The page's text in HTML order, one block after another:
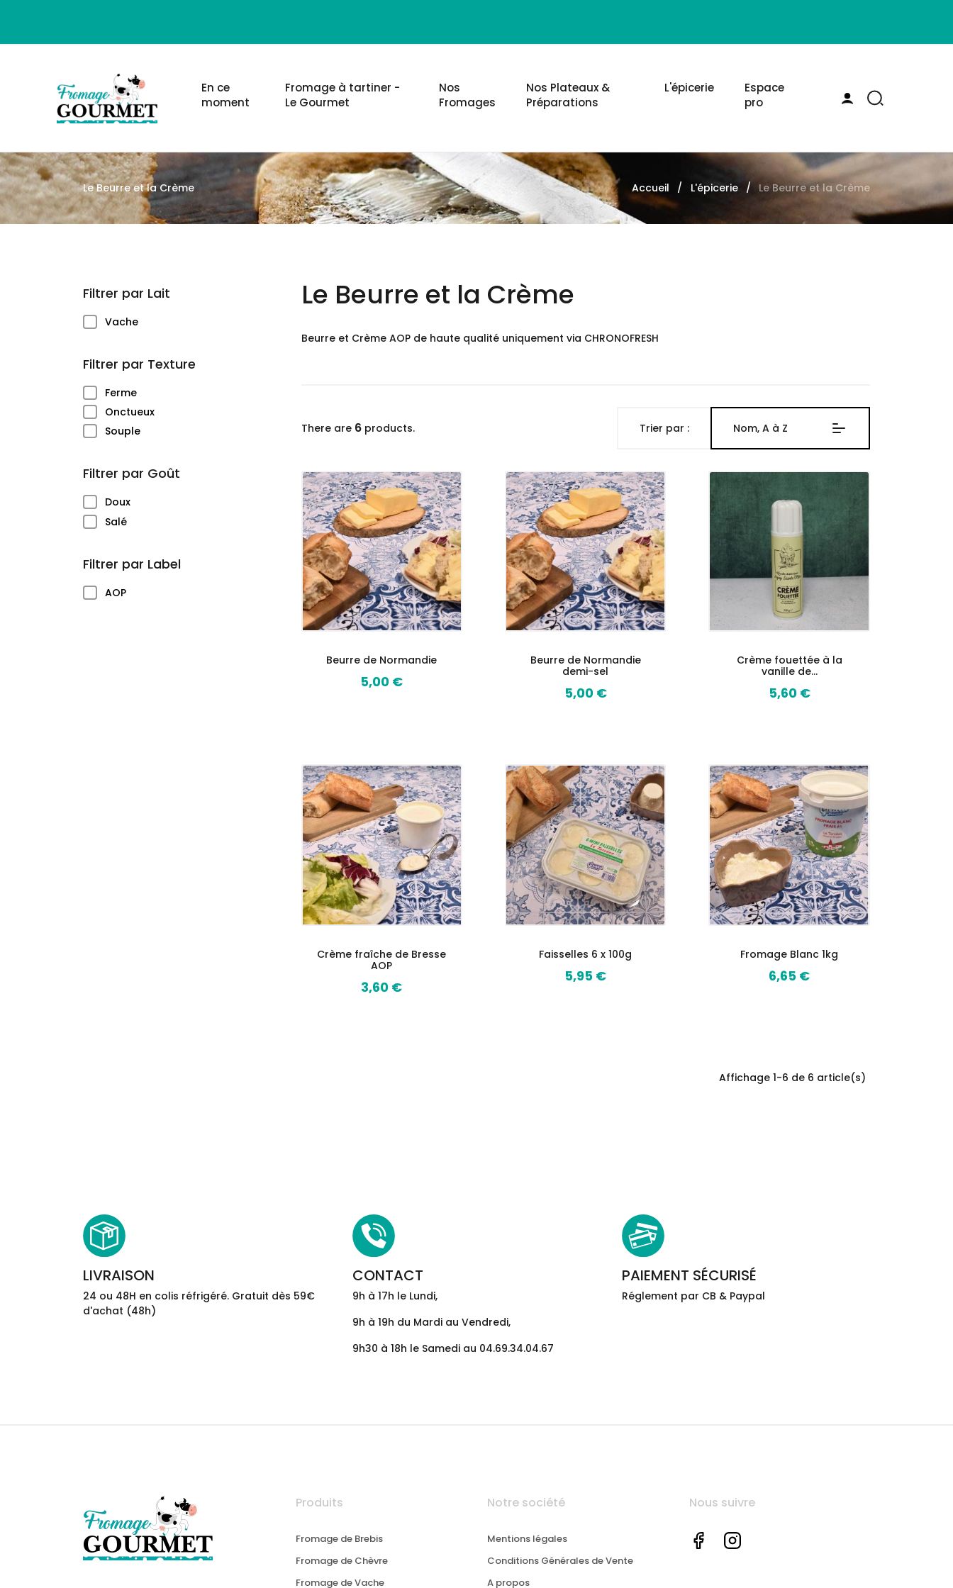
En ce
moment
Fromage à tartiner -
Le Gourmet
Nos
Fromages
Nos Plateaux &
Préparations
L'épicerie
Espace
pro
Le Beurre et la Crème Accueil L'épicerie Le Beurre et la Crème
Filtrer par Lait
Vache
Filtrer par Texture
Ferme
Onctueux
Souple
Filtrer par Goût
Doux
Salé
Filtrer par Label
AOP
Le Beurre et la Crème
Beurre et Crème AOP de haute qualité uniquement via CHRONOFRESH
There are 6products. Trier par : Nom, A à Z
Beurre de Normandie
Prix
5,00 €
Beurre de Normandie
demi-sel
Prix
5,00 €
Crème fouettée à la
vanille de...
Prix
5,60 €
Crème fraîche de Bresse
AOP
Prix
3,60 €
Faisselles 6 x 100g
Prix
5,95 €
Fromage Blanc 1kg
Prix
6,65 €
Affichage 1-6 de 6 article(s)
LIVRAISON
24 ou 48H en colis réfrigéré. Gratuit dès 59€
d'achat (48h)
CONTACT
9h à 17h le Lundi,
9h à 19h du Mardi au Vendredi,
9h30 à 18h le Samedi au 04.69.34.04.67
PAIEMENT SÉCURISÉ
Réglement par CB & Paypal
Produits
Fromage de Brebis
Fromage de Chèvre
Fromage de Vache
Notre société
Mentions légales
Conditions Générales de Vente
A propos
Nous suivre
Facebook